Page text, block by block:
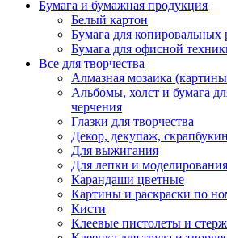
Бумага и бумажная продукция
Белый картон
Бумага для копировальных
Бумага для офисной
Все для творчества
Алмазная мозаика
Альбомы, холст и бумага
черчения
Глазки для творчества
Декор, декупаж,
Для выжигания
Для лепки и моделирования
Карандаши цветные
Картины и раскраски по
Кисти
Клеевые пистолеты и